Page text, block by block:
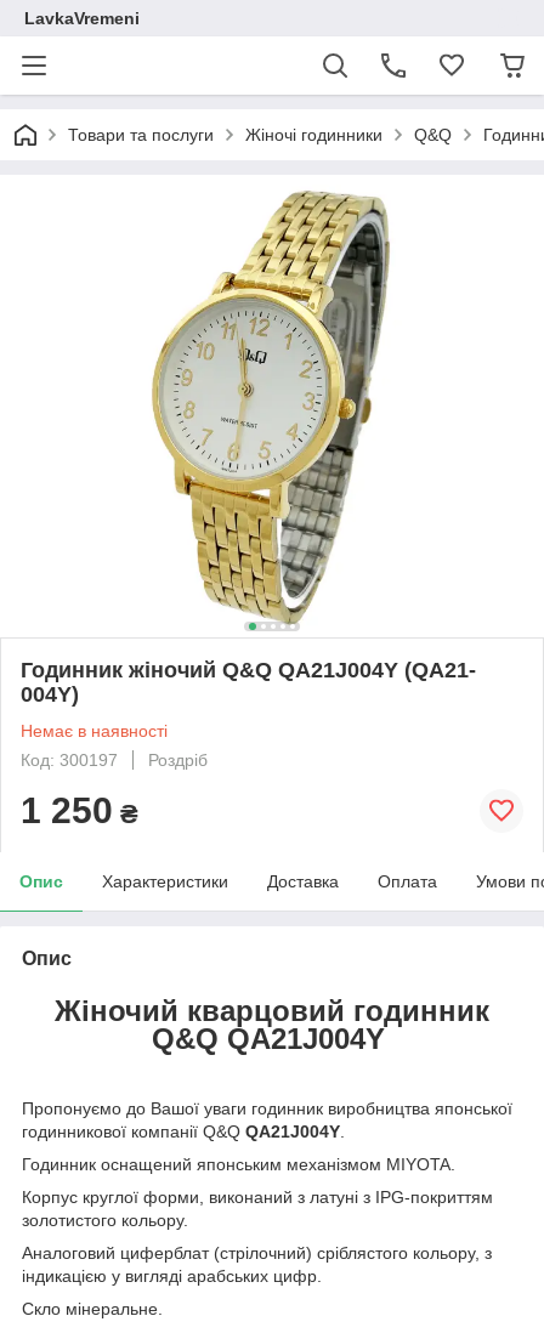
LavkaVremeni
Товари та послуги Жіночі годинники Q&Q
Годинник жіночий Q&Q QA21J004Y (QA21-
004Y)
Немає в наявності
Код: 300197
Роздріб
1 250 ₴
Опис Характеристики Доставка Оплата Умови
Опис
Жіночий кварцовий годинник
Q&Q QA21J004Y
Пропонуємо до Вашої уваги годинник виробництва японської
годинникової компанії Q&Q QA21J004Y
Годинник оснащений японським механізмом MIYOTA.
Корпус круглої форми, виконаний з латуні з IPG-покриттям
золотистого кольору.
Аналоговий циферблат (стрілочний) сріблястого кольору, з
індикацією у вигляді арабських цифр.
Скло мінеральне.